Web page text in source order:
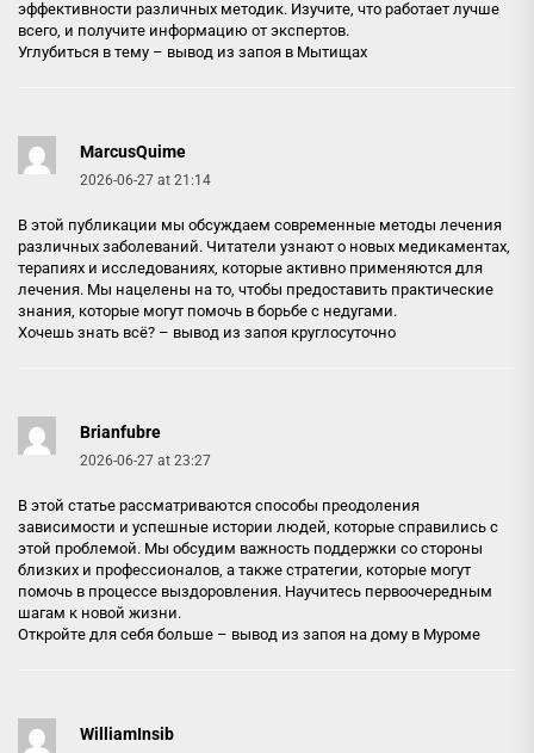
эффективности различных методик. Изучите, что работает лучше
всего, и получите информацию от экспертов.
Углубиться в тему – вывод из запоя в Мытищах
MarcusQuime
2026-06-27 at 21:14
В этой публикации мы обсуждаем современные методы лечения
различных заболеваний. Читатели узнают о новых медикаментах,
терапиях и исследованиях, которые активно применяются для
лечения. Мы нацелены на то, чтобы предоставить практические
знания, которые могут помочь в борьбе с недугами.
Хочешь знать всё? – вывод из запоя круглосуточно
Brianfubre
2026-06-27 at 23:27
В этой статье рассматриваются способы преодоления
зависимости и успешные истории людей, которые справились с
этой проблемой. Мы обсудим важность поддержки со стороны
близких и профессионалов, а также стратегии, которые могут
помочь в процессе выздоровления. Научитесь первоочередным
шагам к новой жизни.
Откройте для себя больше – вывод из запоя на дому в Муроме
WilliamInsib